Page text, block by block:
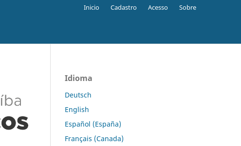
Inicio Cadastro Acesso Sobre
Idioma
Deutsch
English
Español (España)
Français (Canada)